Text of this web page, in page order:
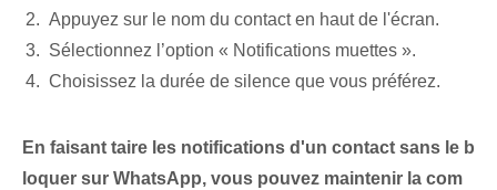
Appuyez sur le nom du contact en haut de l'écran.
Sélectionnez l’option « Notifications muettes ».
Choisissez⁢ la durée de silence que vous préférez.
En faisant taire les notifications d'un contact sans le b
loquer sur WhatsApp, vous pouvez maintenir la com